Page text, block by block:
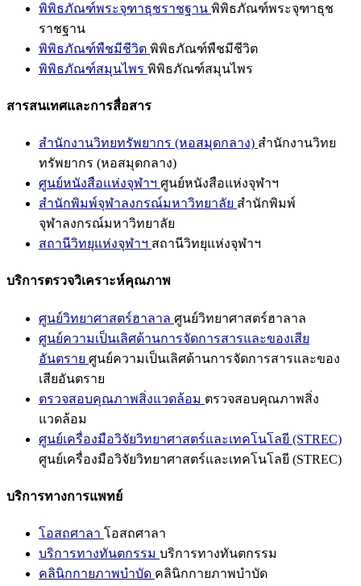
พิพิธภัณฑ์พระจุฑาธุชราชฐาน พิพิธภัณฑ์พระจุฑาธุช
ราชฐาน
พิพิธภัณฑ์พืชมีชีวิต พิพิธภัณฑ์พืชมีชีวิต
พิพิธภัณฑ์สมุนไพร พิพิธภัณฑ์สมุนไพร
สารสนเทศและการสื่อสาร
สำนักงานวิทยทรัพยากร (หอสมุดกลาง) สำนักงานวิทย
ทรัพยากร (หอสมุดกลาง)
ศูนย์หนังสือแห่งจุฬาฯ ศูนย์หนังสือแห่งจุฬาฯ
สำนักพิมพ์จุฬาลงกรณ์มหาวิทยาลัย สำนักพิมพ์
จุฬาลงกรณ์มหาวิทยาลัย
สถานีวิทยุแห่งจุฬาฯ สถานีวิทยุแห่งจุฬาฯ
บริการตรวจวิเคราะห์คุณภาพ
ศูนย์วิทยาศาสตร์ฮาลาล ศูนย์วิทยาศาสตร์ฮาลาล
ศูนย์ความเป็นเลิศด้านการจัดการสารและของเสีย
อันตราย ศูนย์ความเป็นเลิศด้านการจัดการสารและของ
เสียอันตราย
ตรวจสอบคุณภาพสิ่งแวดล้อม ตรวจสอบคุณภาพสิ่ง
แวดล้อม
ศูนย์เครื่องมือวิจัยวิทยาศาสตร์และเทคโนโลยี (STREC)
ศูนย์เครื่องมือวิจัยวิทยาศาสตร์และเทคโนโลยี (STREC)
บริการทางการแพทย์
โอสถศาลา โอสถศาลา
บริการทางทันตกรรม บริการทางทันตกรรม
คลินิกกายภาพบำบัด คลินิกกายภาพบำบัด